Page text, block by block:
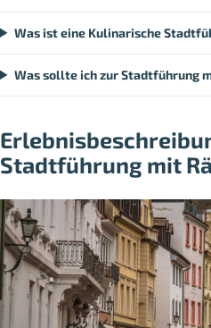
Was ist eine Kulinarische
Was sollte ich zur Stadtführung
Stadtführung mit